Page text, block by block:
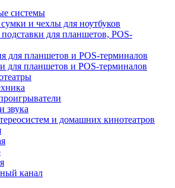
системы
и чехлы для ноутбуков
для планшетов, POS-
для планшетов и POS-терминалов
для планшетов и POS-терминалов
звука
и домашних кинотеатров
канал